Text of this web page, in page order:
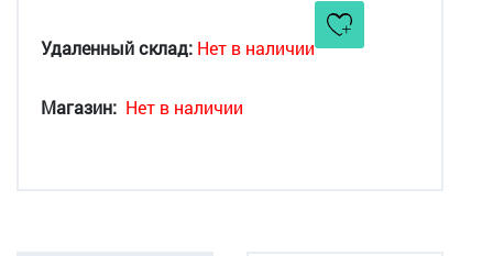
Удаленный склад: Нет в наличии
Магазин: Нет в наличии